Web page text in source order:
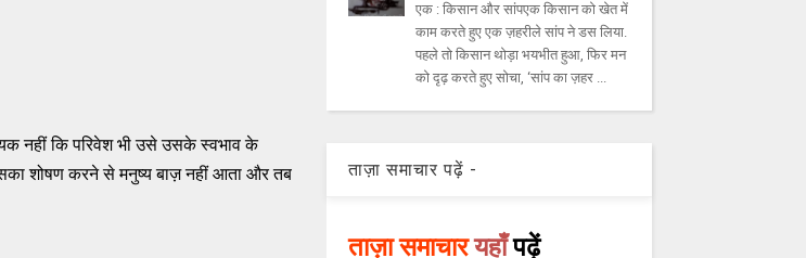
नहीं कि परिवेश भी उसे उसके स्वभाव के
शोषण करने से मनुष्य बाज़ नहीं आता और तब
एक : किसान और सांपएक किसान को खेत में
काम करते हुए एक ज़हरीले सांप ने डस लिया.
पहले तो किसान थोड़ा भयभीत हुआ, फिर मन
को दृढ़ करते हुए सोचा, ‘सांप का ज़हर ...
ताज़ा समाचार पढ़ें -
ताज़ा समाचारयहाँपढ़ें